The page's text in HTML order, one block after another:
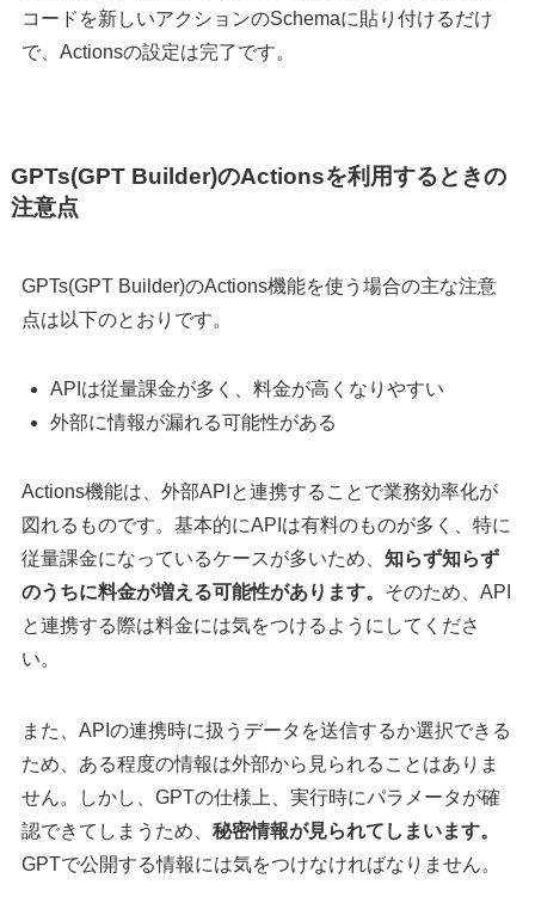
コードを新しいアクションのSchemaに貼り付けるだけ
で、Actionsの設定は完了です。
GPTs(GPT Builder)のActionsを利用するときの
注意点
GPTs(GPT Builder)のActions機能を使う場合の主な注意
点は以下のとおりです。
APIは従量課金が多く、料金が高くなりやすい
外部に情報が漏れる可能性がある
Actions機能は、外部APIと連携することで業務効率化が
図れるものです。基本的にAPIは有料のものが多く、特に
従量課金になっているケースが多いため、 知らず知らず
のうちに料金が増える可能性があります。 そのため、API
と連携する際は料金には気をつけるようにしてくださ
い。
また、APIの連携時に扱うデータを送信するか選択できる
ため、ある程度の情報は外部から見られることはありま
せん。しかし、GPTの仕様上、実行時にパラメータが確
認できてしまうため、 秘密情報が見られてしまいます。
GPTで公開する情報には気をつけなければなりません。